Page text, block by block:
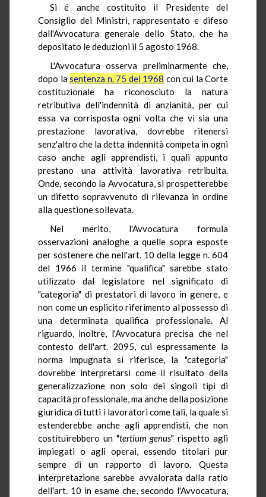
Si é anche costituito il Presidente del
Consiglio dei Ministri, rappresentato e difeso
dall'Avvocatura generale dello Stato, che ha
depositato le deduzioni il 5 agosto 1968.
L'Avvocatura osserva preliminarmente che,
dopo lasentenza n. 75 del 1968 con cui la Corte
costituzionale ha riconosciuto la natura
retributiva dell'indennità di anzianità, per cui
essa va corrisposta ogni volta che vi sia una
prestazione lavorativa, dovrebbe ritenersi
senz'altro che la detta indennità competa in ogni
caso anche agli apprendisti, i quali appunto
prestano una attività lavorativa retribuita.
Onde, secondo la Avvocatura, si prospetterebbe
un difetto sopravvenuto di rilevanza in ordine
alla questione sollevata.
Nel merito, l'Avvocatura formula
osservazioni analoghe a quelle sopra esposte
per sostenere che nell'art. 10 della legge n. 604
del 1966 il termine "qualifica" sarebbe stato
utilizzato dal legislatore nel significato di
"categoria" di prestatori di lavoro in genere, e
non come un esplicito riferimento al possesso di
una determinata qualifica professionale. Al
riguardo, inoltre, l'Avvocatura precisa che nel
contesto dell'art. 2095, cui espressamente la
norma impugnata si riferisce, la "categoria"
dovrebbe interpretarsi come il risultato della
generalizzazione non solo dei singoli tipi di
capacità professionale, ma anche della posizione
giuridica di tutti i lavoratori come tali, la quale si
estenderebbe anche agli apprendisti, che non
costituirebbero un "tertium genus" rispetto agli
impiegati o agli operai, essendo titolari pur
sempre di un rapporto di lavoro. Questa
interpretazione sarebbe avvalorata dalla ratio
dell'art. 10 in esame che, secondo l'Avvocatura,